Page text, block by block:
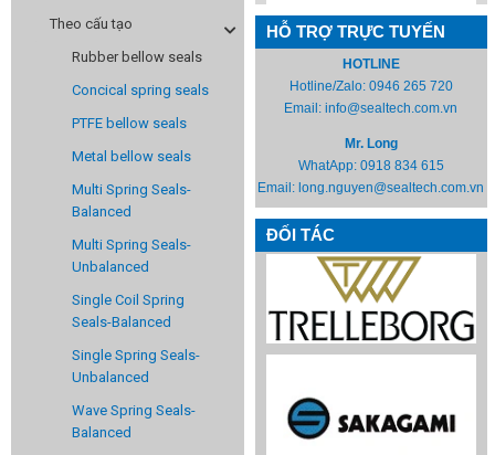
Theo cấu tạo
Rubber bellow seals
Concical spring seals
PTFE bellow seals
Metal bellow seals
Multi Spring Seals-
Balanced
Multi Spring Seals-
Unbalanced
Single Coil Spring
Seals-Balanced
Single Spring Seals-
Unbalanced
Wave Spring Seals-
Balanced
HỖ TRỢ TRỰC TUYẾN
HOTLINE
Hotline/Zalo: 0946 265 720
Email:info@sealtech.com.vn
Mr. Long
WhatApp: 0918 834 615
Email: long.nguyen@sealtech.com.vn
ĐỐI TÁC